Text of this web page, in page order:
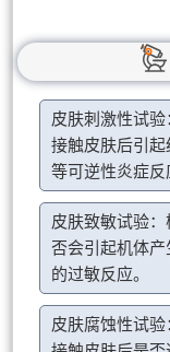
皮肤刺激性试验
接触皮肤后引起
等可逆性炎症反
皮肤致敏试验
否会引起机体
的过敏反应。
皮肤腐蚀性试验